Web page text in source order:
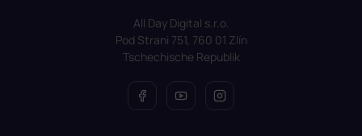
All Day Digital s.r.o.
Pod Strani 751, 760 01 Zlín
Tschechische Republik